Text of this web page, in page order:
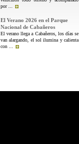
por ...
El Verano 2026 en el Parque
Nacional de Cabañeros
El verano llega a Cabañeros, los días se
van alargando, el sol ilumina y calienta
con ...